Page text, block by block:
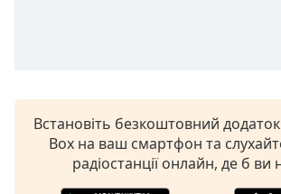
Playback
Chapters
Chapters
Встановіть безкоштовний
Box на ваш смартфон та
радіостанції онлайн, де б ви